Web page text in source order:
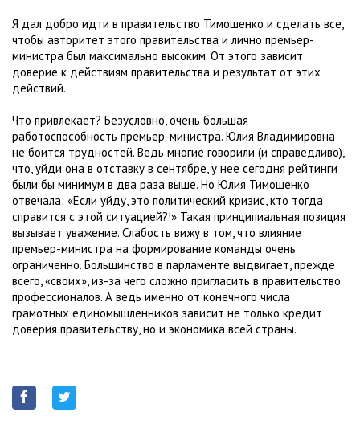
Я дал добро идти в правительство Тимошенко и сделать все,
чтобы авторитет этого правительства и лично премьер-
министра был максимально высоким. От этого зависит
доверие к действиям правительства и результат от этих
действий.
Что привлекает? Безусловно, очень большая
работоспособность премьер-министра. Юлия Владимировна
не боится трудностей. Ведь многие говорили (и справедливо),
что, уйди она в отставку в сентябре, у нее сегодня рейтинги
были бы минимум в два раза выше. Но Юлия Тимошенко
отвечала: «Если уйду, это политический кризис, кто тогда
справится с этой ситуацией?!» Такая принципиальная позиция
вызывает уважение. Слабость вижу в том, что влияние
премьер-министра на формирование команды очень
ограниченно. Большинство в парламенте выдвигает, прежде
всего, «своих», из-за чего сложно пригласить в правительство
профессионалов. А ведь именно от конечного числа
грамотных единомышленников зависит не только кредит
доверия правительству, но и экономика всей страны.